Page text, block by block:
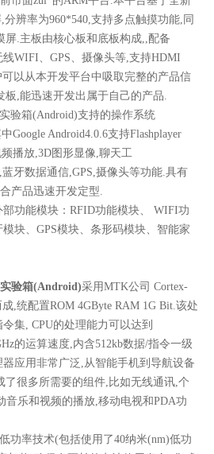
辨率为960*540,支持多点触摸功能,同
屏.主板由核心板和底板构成,,配备
WIFI、GPS、摄像头等,支持HDMI
可以从本开发平台中吸取完整的产品信
,能迅速开发出属于自己的产品.
验箱(Android)支持的操作系统
Google Android4.0.6支持Flashplayer
频播放,3D图形显像,聊天工
牙数据通信,GPS,摄像头等功能.具有
产品迅速开发定型.
功能模块：RFID功能模块、 WIFI功
块、GPS模块、条形码模块、智能家
验箱(Android)采用MTK公司 Cortex-
,统配置ROM 4GByte RAM 1G Bit.该处
集, CPU的处理能力可以达到
的运算速度,内含512kb数据/指令一级
应用非常广泛,从智能手机到导航设备
很多所需要的组件,比如无线通讯,个
音乐和视频的播放,移动电视和PDA功
功率技术(包括使用了40纳米(nm)低功